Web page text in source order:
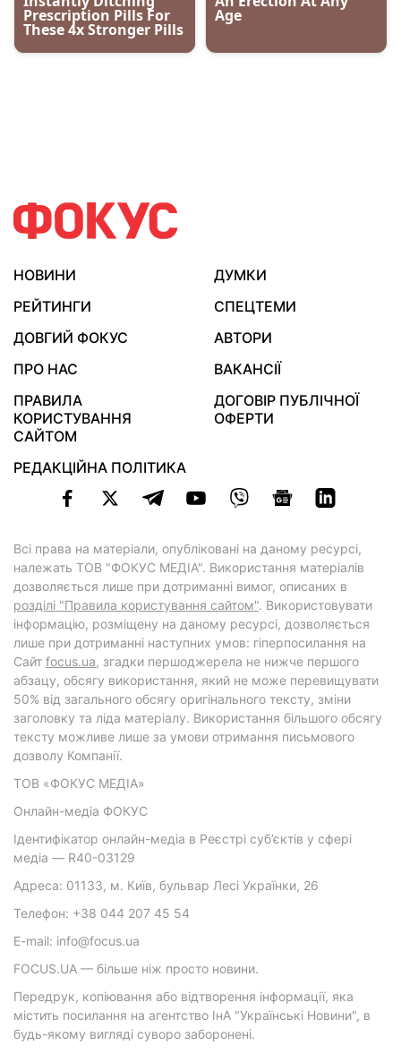
НОВИНИ
ДУМКИ
РЕЙТИНГИ
СПЕЦТЕМИ
ДОВГИЙ ФОКУС
АВТОРИ
ПРО НАС
ВАКАНСІЇ
ПРАВИЛА
КОРИСТУВАННЯ
САЙТОМ
ДОГОВІР ПУБЛІЧНОЇ
ОФЕРТИ
РЕДАКЦІЙНА ПОЛІТИКА
Всі права на матеріали, опубліковані на даному ресурсі,
належать ТОВ "ФОКУС МЕДІА". Використання матеріалів
дозволяється лише при дотриманні вимог, описаних в
розділі "Правила користування сайтом". Використовувати
інформацію, розміщену на даному ресурсі, дозволяється
лише при дотриманні наступних умов: гіперпосилання на
Cайт focus.ua, згадки першоджерела не нижче першого
абзацу, обсягу використання, який не може перевищувати
50% від загального обсягу оригінального тексту, зміни
заголовку та ліда матеріалу. Використання більшого обсягу
тексту можливе лише за умови отримання письмового
дозволу Компанії.
ТОВ «ФОКУС МЕДІА»
Онлайн-медіа ФОКУС
Ідентифікатор онлайн-медіа в Реєстрі суб’єктів у сфері
медіа — R40-03129
Адреса: 01133, м. Київ, бульвар Лесі Українки, 26
Телефон: +38 044 207 45 54
E-mail: info@focus.ua
FOCUS.UA — більше ніж просто новини.
Передрук, копіювання або відтворення інформації, яка
містить посилання на агентство ІнА "Українські Новини", в
будь-якому вигляді суворо заборонені.